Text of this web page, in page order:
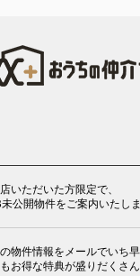
いただいた方限定で、
未公開物件をご案内いたし
物件情報をメールでいち早
お得な特典が盛りだくさん